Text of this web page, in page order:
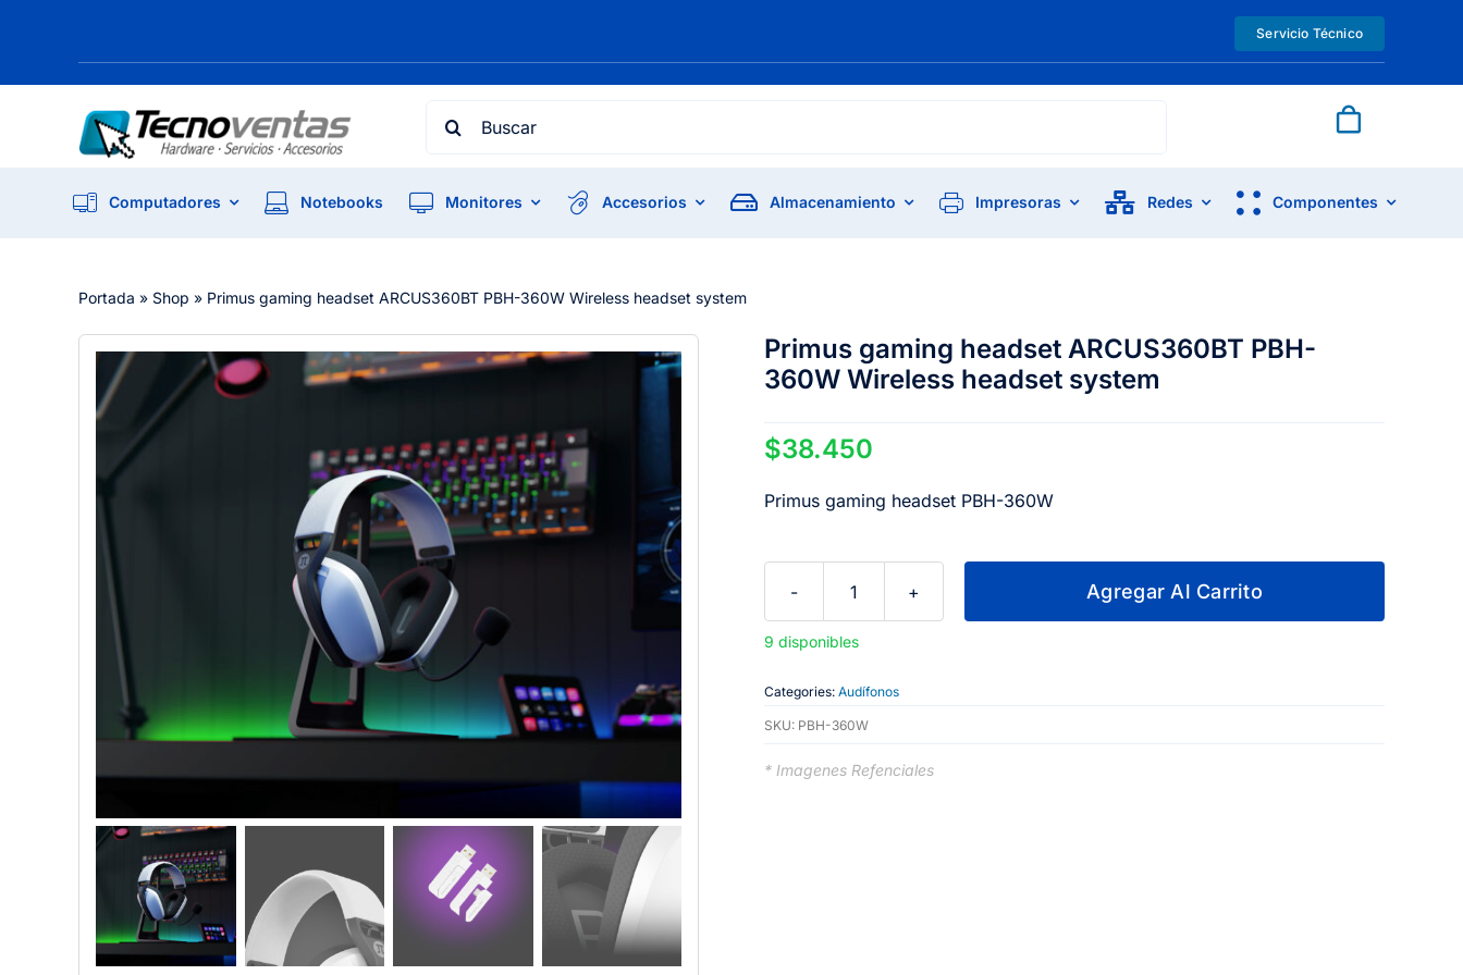
Servicio Técnico
Search
Computadores Notebooks Monitores Accesorios Almacenamiento Impresoras Redes Componentes
Portada » Shop » Primus gaming headset ARCUS360BT PBH-360W Wireless headset system
Primus gaming headset ARCUS360BT PBH-
360W Wireless headset system
$38.450
Primus gaming headset PBH-360W
Primus
gaming
ARCUS360BT
PBH-
Wireless
Agregar Al Carrito
9 disponibles
Categories: Audífonos
SKU: PBH-360W
* Imagenes Refenciales